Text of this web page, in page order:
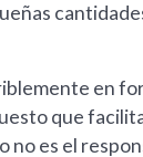
en
que
no es el